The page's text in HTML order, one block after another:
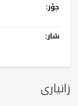
جۆر:
شار:
زانیاری